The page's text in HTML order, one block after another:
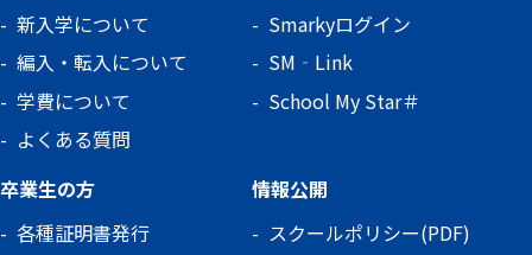
新入学について
編入・転入について
学費について
よくある質問
Smarkyログイン
SM‐Link
School My Star＃
卒業生の方
各種証明書発行
情報公開
スクールポリシー(PDF)